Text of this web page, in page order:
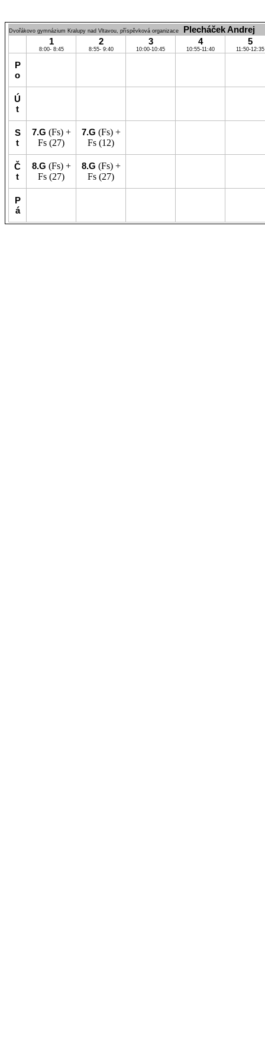
Dvořákovo gymnázium Kralupy nad Vltavou, příspěvková organizace
Plecháček Andrej
1
8:00- 8:45
2
8:55- 9:40
3
10:00-10:45
4
10:55-11:40
5
11:50-12:35
P
o
Ú
t
S
t
7.G (Fs) +
Fs (27)
7.G (Fs) +
Fs (12)
Č
t
8.G (Fs) +
Fs (27)
8.G (Fs) +
Fs (27)
P
á